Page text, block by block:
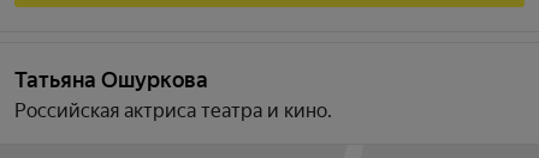
Татьяна Ошуркова
Российская актриса театра и кино.